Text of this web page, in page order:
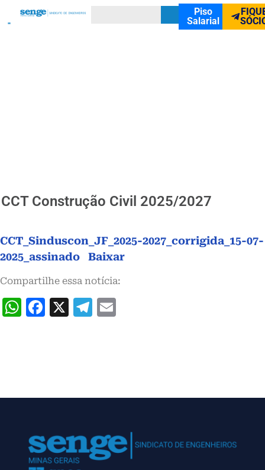
Piso
Salarial
CCT Construção Civil 2025/2027
CCT_Sinduscon_JF_2025-2027_corrigida_15-07-
2025_assinado
Baixar
Compartilhe essa notícia:
WhatsApp
Facebook
X Telegram